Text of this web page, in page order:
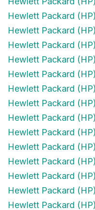
Hewlett Packard
Hewlett Packard
Hewlett Packard
Hewlett Packard
Hewlett Packard
Hewlett Packard
Hewlett Packard
Hewlett Packard
Hewlett Packard
Hewlett Packard
Hewlett Packard
Hewlett Packard
Hewlett Packard
Hewlett Packard